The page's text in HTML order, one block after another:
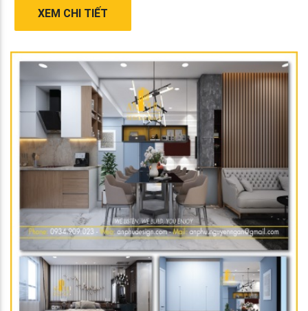
XEM CHI TIẾT